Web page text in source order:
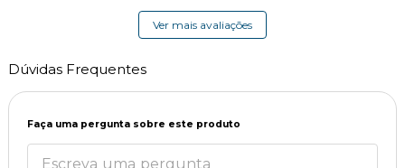
Ver mais avaliações
Dúvidas Frequentes
Faça uma pergunta sobre este produto